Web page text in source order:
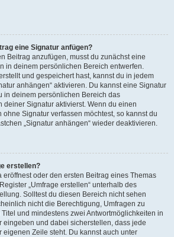
eine Signatur anfügen?
Beitrag anzufügen, musst du zunächst eine
in deinem persönlichen Bereich entwerfen.
und gespeichert hast, kannst du in jedem
anhängen“ aktivieren. Du kannst eine Signatur
in deinem persönlichen Bereich das
deiner Signatur aktivierst. Wenn du einen
Signatur verfassen möchtest, so kannst du
„Signatur anhängen“ wieder deaktivieren.
erstellen?
eröffnest oder den ersten Beitrag eines Themas
„Umfrage erstellen“ unterhalb des
Solltest du diesen Bereich nicht sehen
nicht die Berechtigung, Umfragen zu
und mindestens zwei Antwortmöglichkeiten in
eingeben und dabei sicherstellen, dass jede
eigenen Zeile steht. Du kannst auch unter